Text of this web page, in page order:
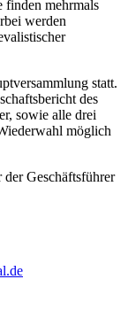
finden mehrmals
werden
statt.
des
sowie alle drei
möglich
der Geschäftsführer